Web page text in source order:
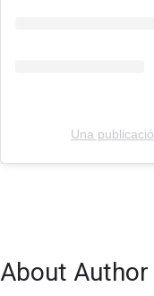
Una
About Author